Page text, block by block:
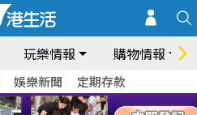
玩樂情報 購物情報
娛樂新聞 定期存款